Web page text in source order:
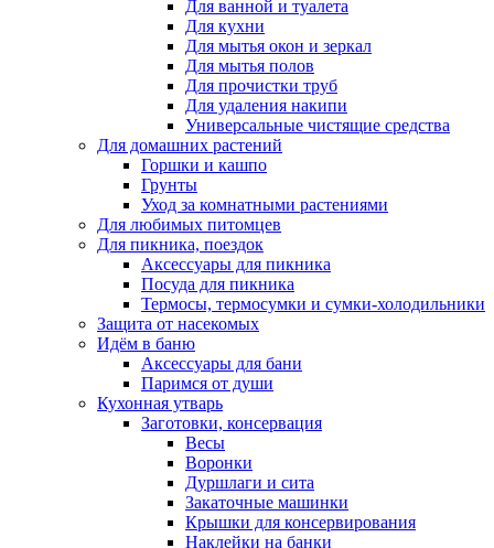
Для ванной и туалета
Для кухни
Для мытья окон и зеркал
Для мытья полов
Для прочистки труб
Для удаления накипи
Универсальные чистящие средства
Для домашних растений
Горшки и кашпо
Грунты
Уход за комнатными растениями
Для любимых питомцев
Для пикника, поездок
Аксессуары для пикника
Посуда для пикника
Термосы, термосумки и сумки-холодильники
Защита от насекомых
Идём в баню
Аксессуары для бани
Паримся от души
Кухонная утварь
Заготовки, консервация
Весы
Воронки
Дуршлаги и сита
Закаточные машинки
Крышки для консервирования
Наклейки на банки